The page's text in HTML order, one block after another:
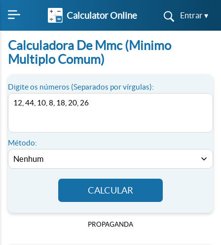
Calculator Online Entrar ▾
Calculadora De Mmc (Minimo
Multiplo Comum)
Digite os números (Separados por vírgulas):
Método:
CALCULAR
PROPAGANDA